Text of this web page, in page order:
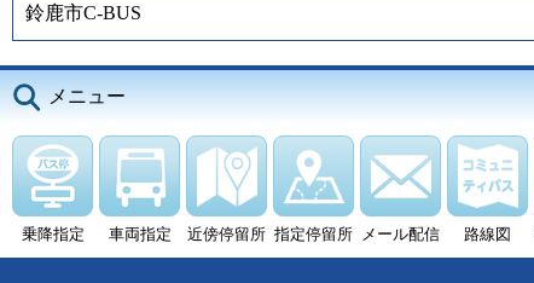
鈴鹿市C-BUS
メニュー
乗降指定 車両指定 近傍停留所 指定停留所 メール配信 路線図